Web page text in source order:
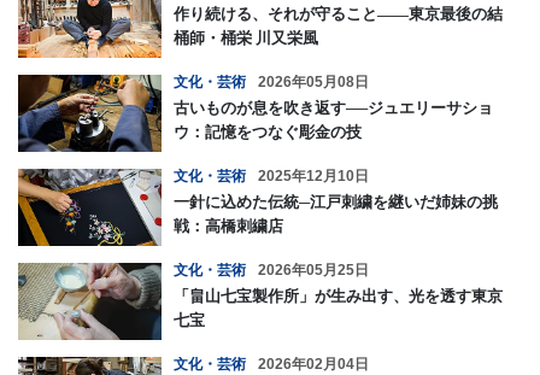
作り続ける、それが守ること——東京最後の結
桶師・桶栄 川又栄風
文化・芸術 2026年05月08日
古いものが息を吹き返す──ジュエリーサショ
ウ：記憶をつなぐ彫金の技
文化・芸術 2025年12月10日
一針に込めた伝統─江戸刺繍を継いだ姉妹の挑
戦：高橋刺繍店
文化・芸術 2026年05月25日
「畠山七宝製作所」が生み出す、光を透す東京
七宝
文化・芸術 2026年02月04日